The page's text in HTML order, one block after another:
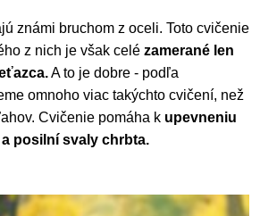
známi bruchom z oceli. Toto cvičenie
z nich je však celé zamerané len
A to je dobre - podľa
omnoho viac takýchto cvičení, než
Cvičenie pomáha k upevneniu
posilní svaly chrbta.